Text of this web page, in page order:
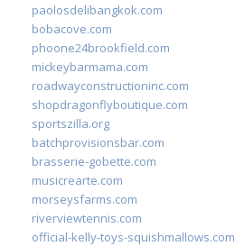
paolosdelibangkok.com
bobacove.com
phoone24brookfield.com
mickeybarmama.com
roadwayconstructioninc.com
shopdragonflyboutique.com
sportszilla.org
batchprovisionsbar.com
brasserie-gobette.com
musicrearte.com
morseysfarms.com
riverviewtennis.com
official-kelly-toys-squishmallows.com